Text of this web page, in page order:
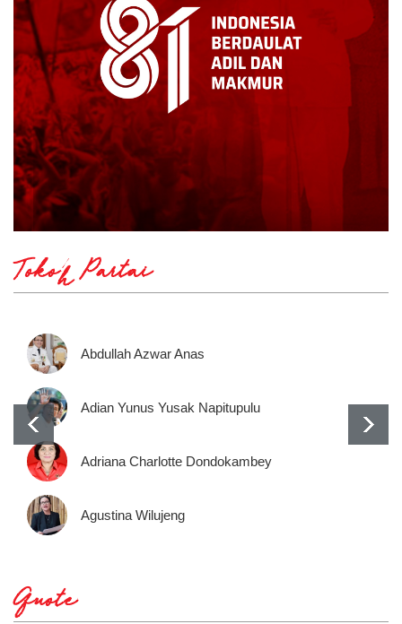
Tokoh Partai
Abdullah Azwar Anas
Adian Yunus Yusak Napitupulu
Adriana Charlotte Dondokambey
Agustina Wilujeng
Quote